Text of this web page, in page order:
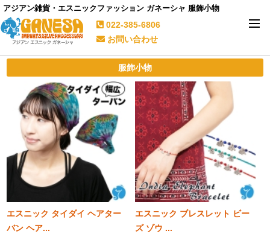
アジアン雑貨・エスニックファッション ガネーシャ 服飾小物
022-385-6806
お問い合わせ
服飾小物
エスニック タイダイ ヘアター
バン ヘア...
エスニック ブレスレット ビー
ズ ゾウ ...